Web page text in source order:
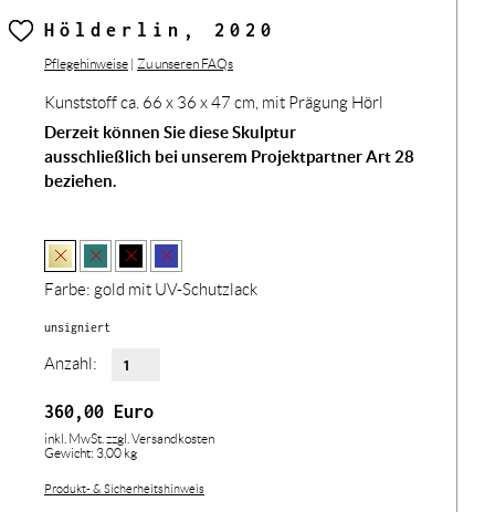
Hölderlin, 2020
Pflegehinweise | Zu unseren FAQs
Kunststoff ca. 66 x 36 x 47 cm, mit Prägung Hörl
Derzeit können Sie diese Skulptur
ausschließlich bei unserem Projektpartner Art 28
beziehen.
Farbe: gold mit UV-Schutzlack
unsigniert
Anzahl:
360,00 Euro
inkl. MwSt. zzgl. Versandkosten
Gewicht: 3,00 kg
Produkt- & Sicherheitshinweis